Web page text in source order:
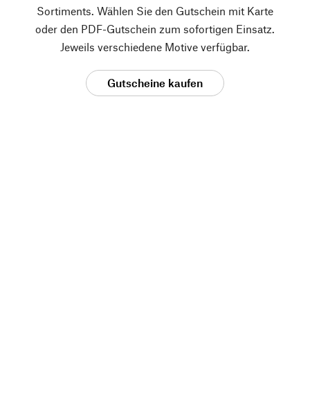
Sortiments. Wählen Sie den Gutschein mit Karte
oder den PDF-Gutschein zum sofortigen Einsatz.
Jeweils verschiedene Motive verfügbar.
Gutscheine kaufen